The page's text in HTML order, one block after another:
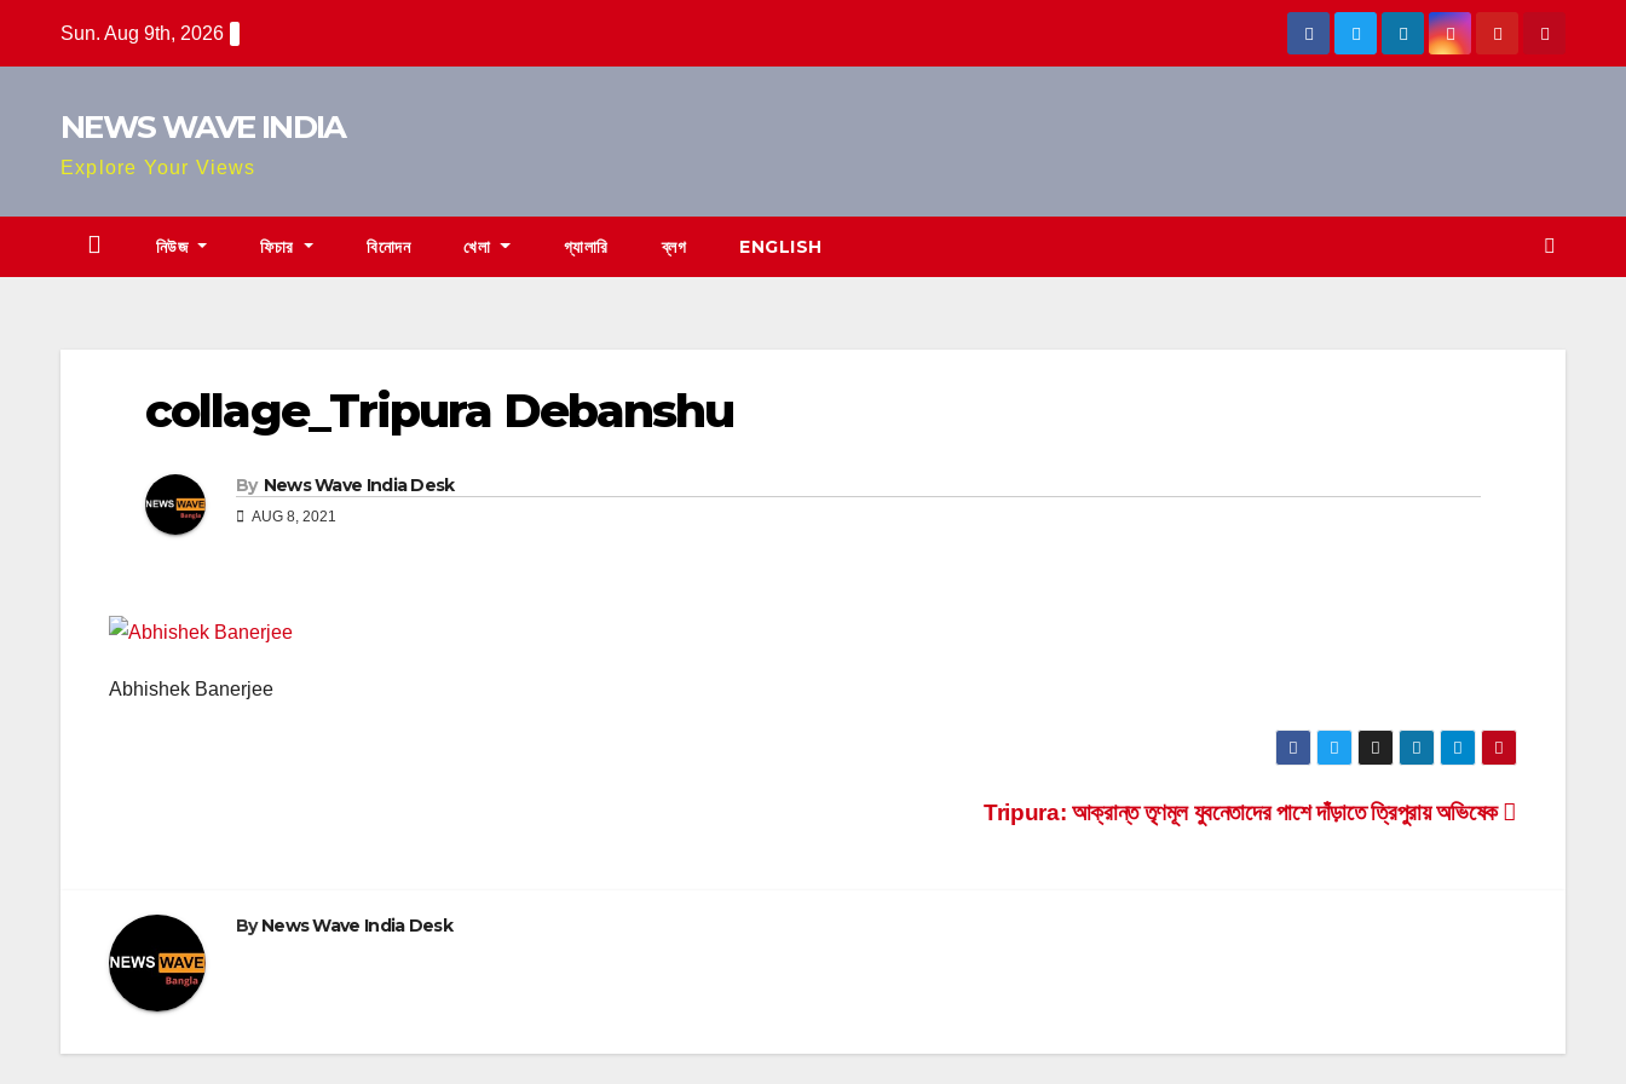
Sun. Aug 9th, 2026
NEWS WAVE INDIA
Explore Your Views
নিউজ ফিচার বিনোদন খেলা গ্যালারি ব্লগ ENGLISH
collage_Tripura Debanshu
By News Wave India Desk
AUG 8, 2021
Abhishek Banerjee
Tripura: আক্রান্ত তৃণমূল যুবনেতাদের পাশে দাঁড়াতে ত্রিপুরায় অভিষেক
ByNews Wave India Desk